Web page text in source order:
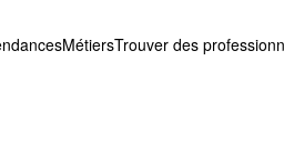
MétiersTrouver des